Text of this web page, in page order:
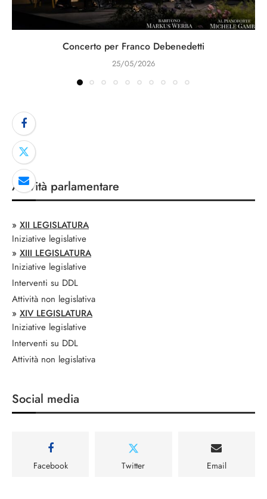
Concerto per Franco Debenedetti
25/05/2026
Attività parlamentare
» XII LEGISLATURA
Iniziative legislative
» XIII LEGISLATURA
Iniziative legislative
Interventi su DDL
Attività non legislativa
» XIV LEGISLATURA
Iniziative legislative
Interventi su DDL
Attività non legislativa
Social media
Facebook Twitter Email